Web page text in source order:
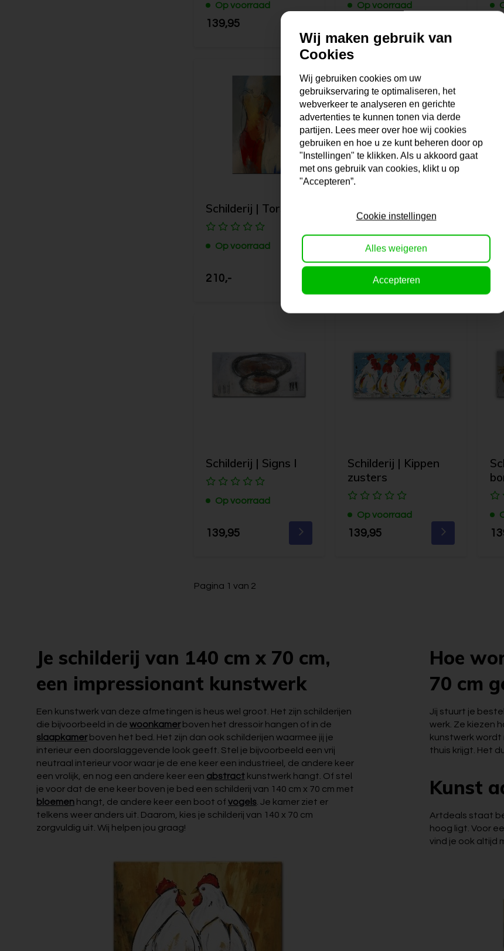
Op voorraad
139,95
Op voorraad
Schilderij | Torso II
Op voorraad
210,-
Schilderij | Stad in
blauw II
Op voorraad
139,95
Schilderij | Signs I
Op voorraad
139,95
Schilderij | Kippen
zusters
Op voorraad
139,95
Pagina 1 van 2
Je schilderij van 140 cm x 70 cm,
een impressionant kunstwerk
Een kunstwerk van deze afmetingen is heus wel groot. Het zijn schilderijen
die bijvoorbeeld in de woonkamerboven het dressoir hangen of in de
slaapkamerboven het bed. Het zijn dan ook schilderijen waarmee jij je
interieur een doorslaggevende look geeft. Stel je bijvoorbeeld een vrij
neutraal interieur voor waar je de ene keer een industrieel, de andere keer
een vrolijk, en nog een andere keer een abstract kunstwerk hangt. Of stel
je voor dat de ene keer boven je bed een schilderij van 140 cm x 70 cm met
bloemen hangt, de andere keer een boot of vogels . Je kamer ziet er
telkens weer anders uit. Daarom, kies je schilderij van 140 x 70 cm
zorgvuldig uit. Wij helpen jou graag!
Hoe
70 cm
Jij stuurt je
werk. Ze kiezen
kunstwerk
thuis krijgt. Het
Kunst
Artdeals staat
hoog ligt. Voor
vind je ook altijd
Wij maken gebruik van
Cookies
Wij gebruiken cookies om uw
gebruikservaring te optimaliseren, het
webverkeer te analyseren en gerichte
advertenties te kunnen tonen via derde
partijen. Lees meer over hoe wij cookies
gebruiken en hoe u ze kunt beheren door op
"Instellingen" te klikken. Als u akkoord gaat
met ons gebruik van cookies, klikt u op
"Accepteren”.
Cookie instellingen
Alles weigeren
Accepteren